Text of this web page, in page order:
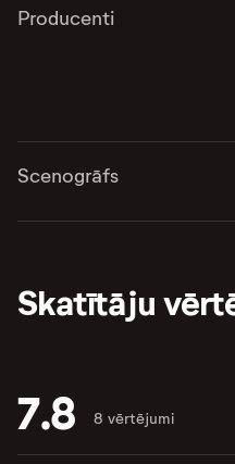
Producenti
Scenogrāfs
Skatītāju
7.8 8 vērtējumi